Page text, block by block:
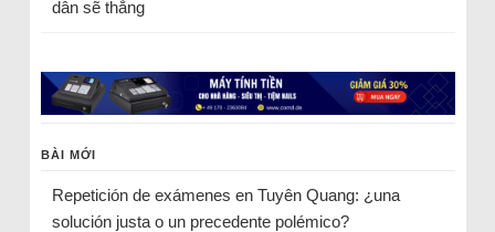
dân sẽ thắng
BÀI MỚI
Repetición de exámenes en Tuyên Quang: ¿una
solución justa o un precedente polémico?